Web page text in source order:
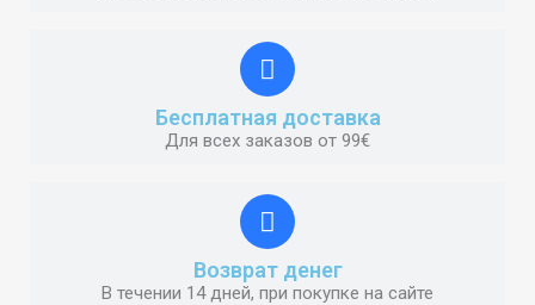
Бесплатная доставка
Для всех заказов от 99€
Возврат денег
В течении 14 дней, при покупке на сайте